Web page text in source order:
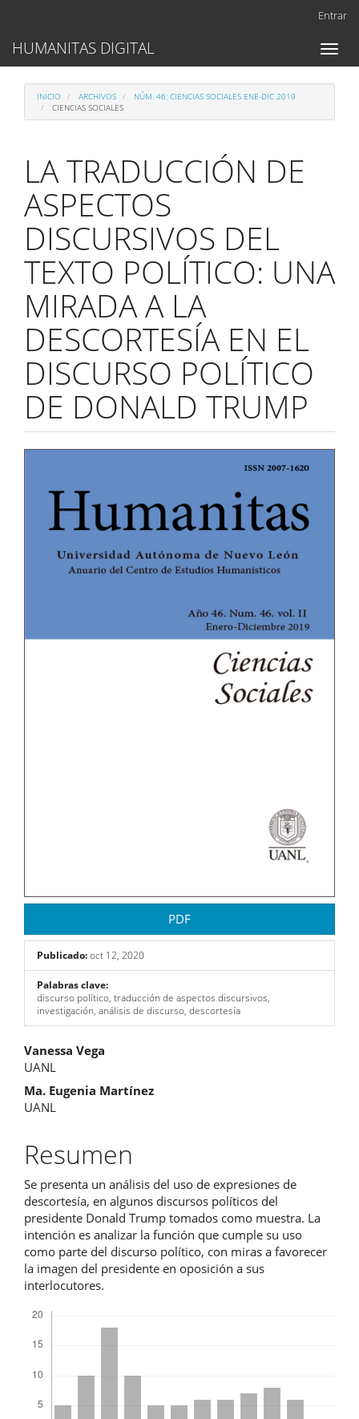
Contenido
principal
lateral
Entrar
Toggle
HUMANITAS DIGITAL
INICIO ARCHIVOS
NÚM. 46: CIENCIAS SOCIALES ENE-DIC 2019
CIENCIAS SOCIALES
LA TRADUCCIÓN DE
ASPECTOS
DISCURSIVOS DEL
TEXTO POLÍTICO: UNA
MIRADA A LA
DESCORTESÍA EN EL
DISCURSO POLÍTICO
DE DONALD TRUMP
Barra
lateral
del
artículo
PDF
Publicado:oct 12, 2020
Palabras clave:
discurso político, traducción de aspectos discursivos,
investigación, análisis de discurso, descortesía
Contenido
principal
del
artículo
Vanessa Vega
UANL
Ma. Eugenia Martínez
UANL
Resumen
Se presenta un análisis del uso de expresiones de
descortesía, en algunos discursos políticos del
presidente Donald Trump tomados como muestra. La
intención es analizar la función que cumple su uso
como parte del discurso político, con miras a favorecer
la imagen del presidente en oposición a sus
interlocutores.